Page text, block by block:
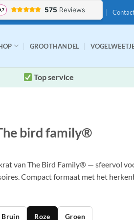
GROOTHANDEL
Top service
bird family®
van The Bird Family® — sfeervol
Compact formaat met het
Bruin Roze Groen